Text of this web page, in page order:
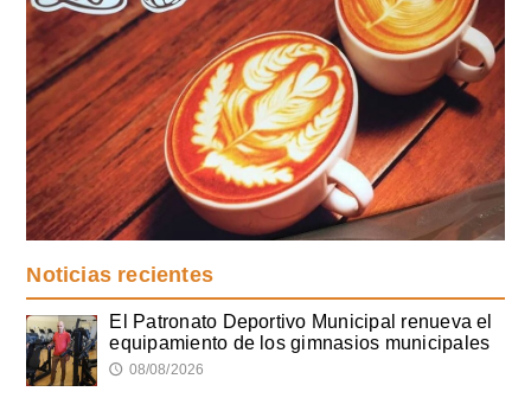
Noticias recientes
El Patronato Deportivo Municipal renueva el
equipamiento de los gimnasios municipales
🕔 08/08/2026